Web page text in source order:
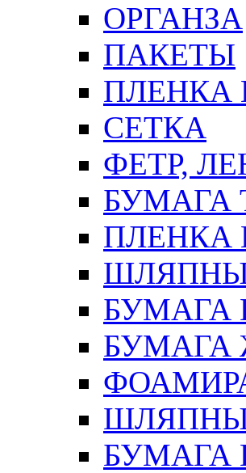
ОРГАНЗА
ПАКЕТЫ
ПЛЕНКА
СЕТКА
ФЕТР,
ПЛЕНКА
БУМАГА
БУМАГА
БУМАГА